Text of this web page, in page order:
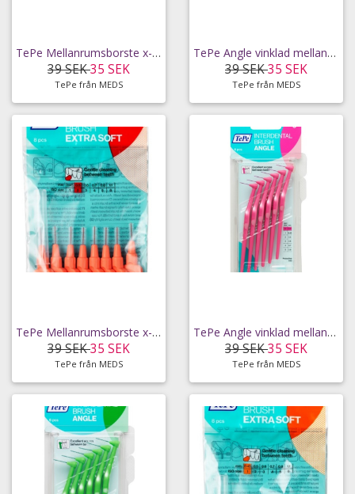
TePe Mellanrumsborste x-mjuk 0,6 mm 8 st
39 SEK35 SEK
TePe från MEDS
TePe Angle vinklad mellanrumsborste Mixpack
39 SEK35 SEK
TePe från MEDS
TePe Mellanrumsborste x-mjuk 0,5 mm 8 st
39 SEK35 SEK
TePe från MEDS
TePe Angle vinklad mellanrumsborste 0,4 mm
39 SEK35 SEK
TePe från MEDS